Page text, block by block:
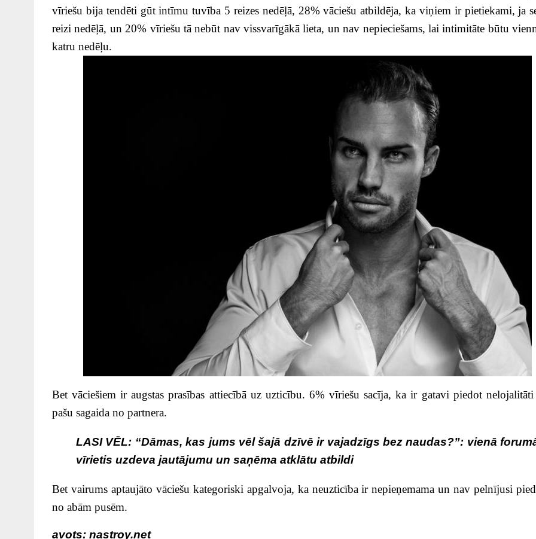
vīriešu bija tendēti gūt intīmu tuvība 5 reizes nedēļā, 28% vāciešu atbildēja, ka viņiem ir pietiekami, ja
reizi nedēļā, un 20% vīriešu tā nebūt nav vissvarīgākā lieta, un nav nepieciešams, lai intimitāte būtu
katru nedēļu.
Bet vāciešiem ir augstas prasības attiecībā uz uzticību. 6% vīriešu sacīja, ka ir gatavi piedot
pašu sagaida no partnera.
LASI VĒL: “Dāmas, kas jums vēl šajā dzīvē ir vajadzīgs bez naudas?”: vienā
vīrietis uzdeva jautājumu un saņēma atklātu atbildi
Bet vairums aptaujāto vāciešu kategoriski apgalvoja, ka neuzticība ir nepieņemama un nav pelnījusi
no abām pusēm.
avots: nastroy.net